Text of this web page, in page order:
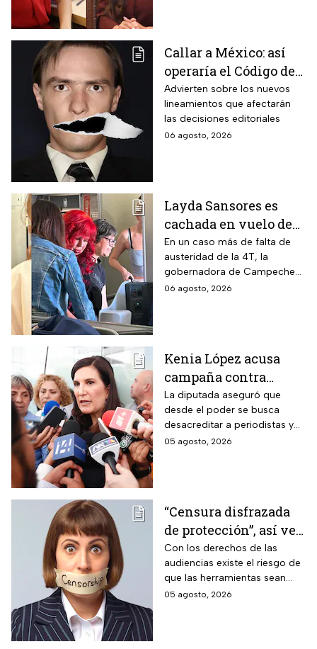
Callar a México: así
operaría el Código de
Ética y los defensores
de audiencias
Advierten sobre los nuevos
lineamientos que afectarán
las decisiones editoriales
06 agosto, 2026
Layda Sansores es
cachada en vuelo de
primera clase rumbo a
Madrid: ¿Y la
austeridad?
En un caso más de falta de
austeridad de la 4T, la
gobernadora de Campeche
fue captada arribando al viejo
06 agosto, 2026
Kenia López acusa
campaña contra
periodistas y lanza
advertencia por la
libertad de expresión
La diputada aseguró que
desde el poder se busca
desacreditar a periodistas y
medios de comunicación.
05 agosto, 2026
“Censura disfrazada
de protección”, así ve
Roberto Ruíz los
cambios a la Ley de
Telecomunicaciones
Con los derechos de las
audiencias existe el riesgo de
que las herramientas sean
utilizadas para presionar o
05 agosto, 2026